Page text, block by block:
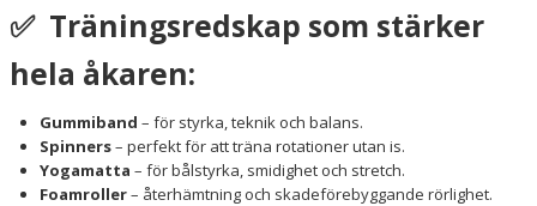
✅ Träningsredskap som stärker
hela åkaren:
Gummiband – för styrka, teknik och balans.
Spinners– perfekt för att träna rotationer utan is.
Yogamatta – för bålstyrka, smidighet och stretch.
Foamroller– återhämtning och skadeförebyggande rörlighet.